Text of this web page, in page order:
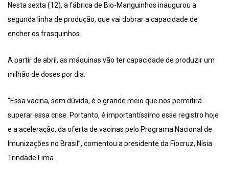
Nesta sexta (12), a fábrica de Bio-Manguinhos inaugurou a
segunda linha de produção, que vai dobrar a capacidade de
encher os frasquinhos.
A partir de abril, as máquinas vão ter capacidade de produzir um
milhão de doses por dia.
“Essa vacina, sem dúvida, é o grande meio que nos permitirá
superar essa crise. Portanto, é importantíssimo esse registro hoje
e a aceleração, da oferta de vacinas pelo Programa Nacional de
Imunizações no Brasil”, comentou a presidente da Fiocruz, Nísia
Trindade Lima.